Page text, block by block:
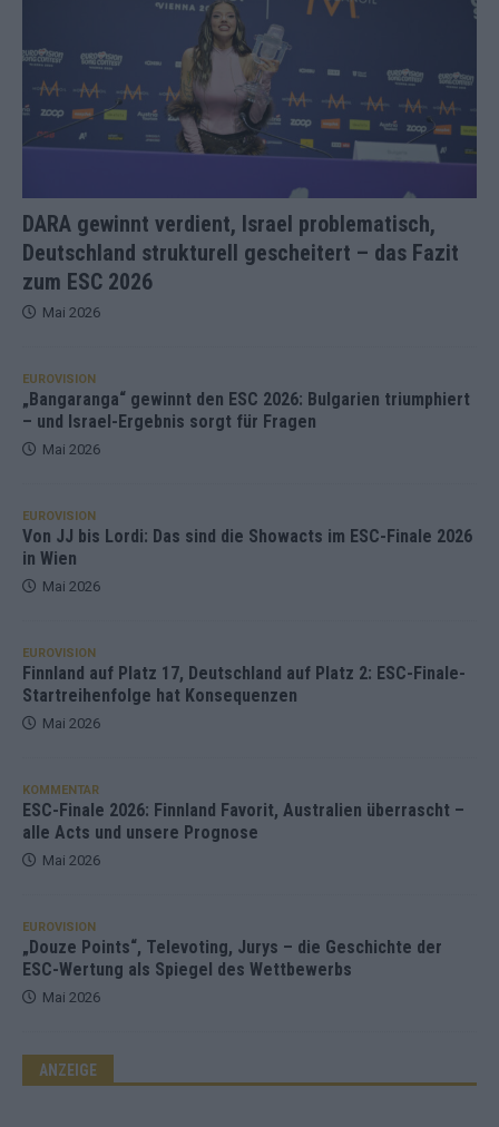
DARA gewinnt verdient, Israel problematisch,
Deutschland strukturell gescheitert – das Fazit
zum ESC 2026
Mai 2026
EUROVISION
„Bangaranga“ gewinnt den ESC 2026: Bulgarien triumphiert
– und Israel-Ergebnis sorgt für Fragen
Mai 2026
EUROVISION
Von JJ bis Lordi: Das sind die Showacts im ESC-Finale 2026
in Wien
Mai 2026
EUROVISION
Finnland auf Platz 17, Deutschland auf Platz 2: ESC-Finale-
Startreihenfolge hat Konsequenzen
Mai 2026
KOMMENTAR
ESC-Finale 2026: Finnland Favorit, Australien überrascht –
alle Acts und unsere Prognose
Mai 2026
EUROVISION
„Douze Points“, Televoting, Jurys – die Geschichte der
ESC-Wertung als Spiegel des Wettbewerbs
Mai 2026
ANZEIGE